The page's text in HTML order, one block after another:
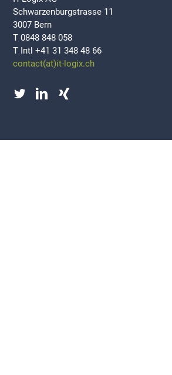
Schwarzenburgstrasse 11
3007 Bern
T 0848 848 058
T Intl +41 31 348 48 66
contact(at)it-logix.ch